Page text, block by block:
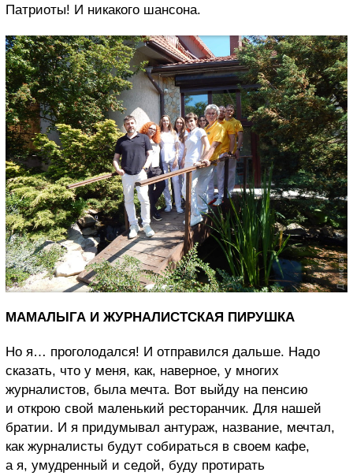
Патриоты! И никакого шансона.
МАМАЛЫГА И ЖУРНАЛИСТСКАЯ ПИРУШКА
Но я… проголодался! И отправился дальше. Надо
сказать, что у меня, как, наверное, у многих
журналистов, была мечта. Вот выйду на пенсию
и открою свой маленький ресторанчик. Для нашей
братии. И я придумывал антураж, название, мечтал,
как журналисты будут собираться в своем кафе,
а я, умудренный и седой, буду протирать